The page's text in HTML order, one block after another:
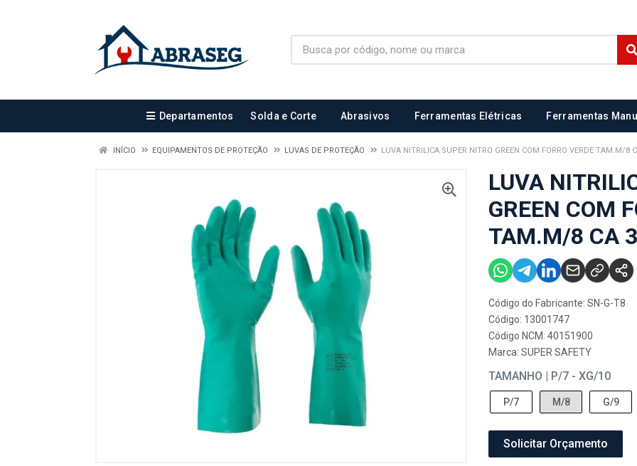
Departamentos Solda e Corte Abrasivos Ferramentas Elétricas Ferramentas
INÍCIO EQUIPAMENTOS DE PROTEÇÃO LUVAS DE PROTEÇÃO LUVA NITRILICA SUPER NITRO GREEN COM FORRO VERDE TAM.M/8
LUVA
GREEN COM
TAM.M/8 CA
Código do Fabricante: SN-G-T8
Código: 13001747
Código NCM: 40151900
Marca: SUPER SAFETY
TAMANHO | P/7 - XG/10
P/7 M/8 G/9
Solicitar Orçamento